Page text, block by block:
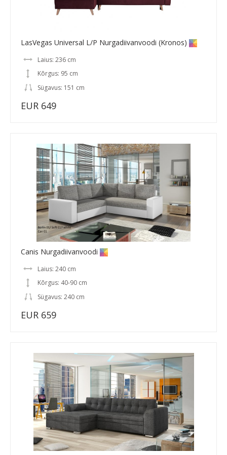
LasVegas Universal L/P Nurgadiivanvoodi (Kronos)
Laius: 236 cm
Kõrgus: 95 cm
Sügavus: 151 cm
EUR 649
Canis Nurgadiivanvoodi
Laius: 240 cm
Kõrgus: 40-90 cm
Sügavus: 240 cm
EUR 659